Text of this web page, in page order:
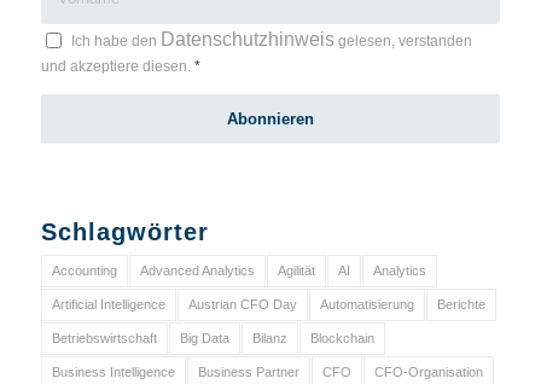
Ich habe den Datenschutzhinweisgelesen, verstanden
und akzeptiere diesen. *
Schlagwörter
Accounting Advanced Analytics Agilität AI Analytics
Artificial Intelligence Austrian CFO Day Automatisierung Berichte
Betriebswirtschaft Big Data Bilanz Blockchain
Business Intelligence Business Partner CFO CFO-Organisation